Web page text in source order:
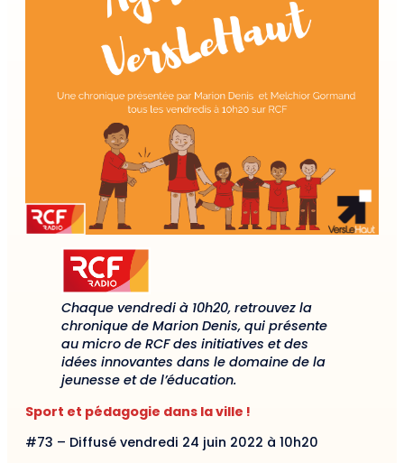
Chaque vendredi à 10h20, retrouvez la
chronique de Marion Denis, qui présente
au micro de RCF des initiatives et des
idées innovantes dans le domaine de la
jeunesse et de l’éducation.
Sport et pédagogie dans la ville !
#73 – Diffusé vendredi 24 juin 2022 à 10h20